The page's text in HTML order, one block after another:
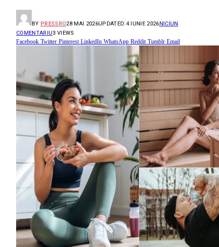
BY PRESSRO28 MAI 2026UPDATED:4 IUNIE 2026NICIUN
COMENTARIU3 VIEWS
Facebook Twitter Pinterest LinkedIn WhatsApp Reddit Tumblr Email